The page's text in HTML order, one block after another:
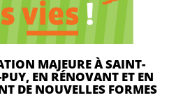
MAJEURE À SAINT-
EN RÉNOVANT ET EN
DE NOUVELLES FORMES